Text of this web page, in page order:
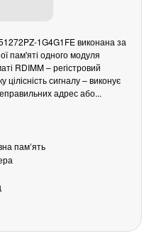
1G4G1FE виконана за
пам'яті одного модуля
RDIMM – регістровий
сигналу – виконує
адрес або...
памʼять